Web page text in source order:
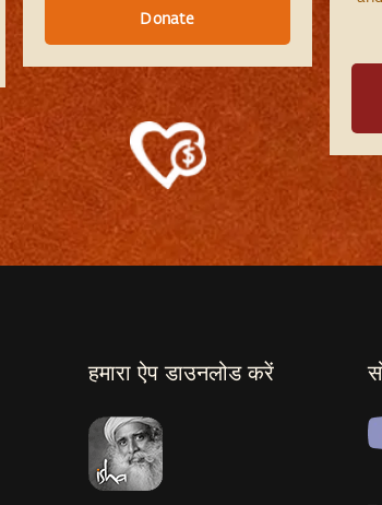
Donate
हमारा ऐप डाउनलोड करें